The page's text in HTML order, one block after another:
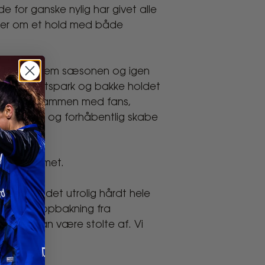
for ganske nylig har givet alle
om et hold med både
gennem sæsonen og igen
Idrætspark og bakke holdet
sammen med fans,
hold og forhåbentlig skabe
arbejdet utrolig hårdt hele
stor opbakning fra
byen kan være stolte af. Vi